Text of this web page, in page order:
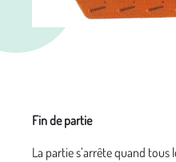
Fin de partie
La partie s’arrête quand